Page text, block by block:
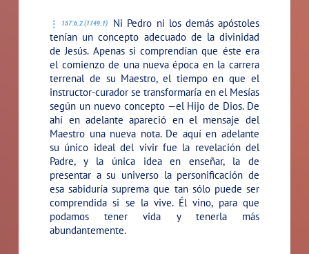
157:6.2 (1749.1)
Ni Pedro ni los demás apóstoles
tenían un concepto adecuado de la divinidad
de Jesús. Apenas si comprendían que éste era
el comienzo de una nueva época en la carrera
terrenal de su Maestro, el tiempo en que el
instructor-curador se transformaría en el Mesías
según un nuevo concepto —el Hijo de Dios. De
ahí en adelante apareció en el mensaje del
Maestro una nueva nota. De aquí en adelante
su único ideal del vivir fue la revelación del
Padre, y la única idea en enseñar, la de
presentar a su universo la personificación de
esa sabiduría suprema que tan sólo puede ser
comprendida si se la vive. Él vino, para que
podamos tener vida y tenerla más
abundantemente.